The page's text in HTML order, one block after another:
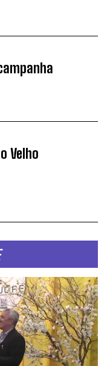
Velho